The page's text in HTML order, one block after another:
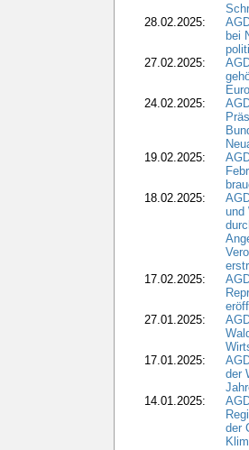
28.02.2025:
bei
27.02.2025:
24.02.2025:
19.02.2025:
18.02.2025:
und
17.02.2025:
27.01.2025:
17.01.2025:
der
14.01.2025:
der